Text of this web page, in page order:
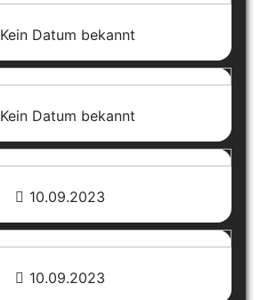
Kein Datum bekannt
Kein Datum bekannt
10.09.2023
10.09.2023